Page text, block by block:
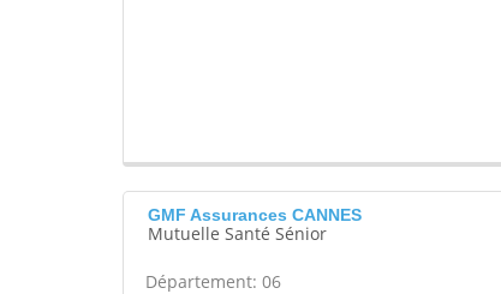
GMF Assurances CANNES
Mutuelle Santé Sénior
Département: 06